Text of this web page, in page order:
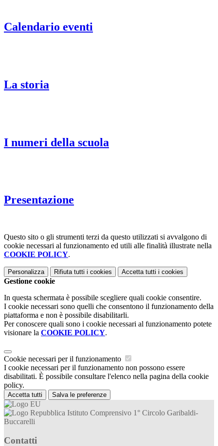
Calendario eventi
La storia
I numeri della scuola
Presentazione
Questo sito o gli strumenti terzi da questo utilizzati si avvalgono di
cookie necessari al funzionamento ed utili alle finalità illustrate nella
COOKIE POLICY.
Personalizza Rifiuta tutti i cookies Accetta tutti i cookies
Gestione cookie
In questa schermata è possibile scegliere quali cookie consentire.
I cookie necessari sono quelli che consentono il funzionamento della
piattaforma e non è possibile disabilitarli.
Per conoscere quali sono i cookie necessari al funzionamento potete
visionare la COOKIE POLICY.
Cookie necessari per il funzionamento
I cookie necessari per il funzionamento non possono essere
disabilitati. È possibile consultare l'elenco nella pagina della cookie
policy.
Accetta tutti Salva le preferenze
Istituto Comprensivo 1° Circolo Garibaldi-
Buccarelli
Contatti